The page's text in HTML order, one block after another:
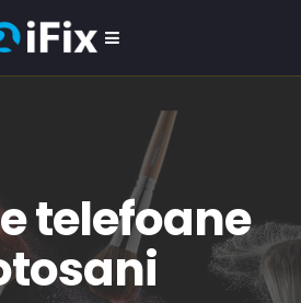
telefoane